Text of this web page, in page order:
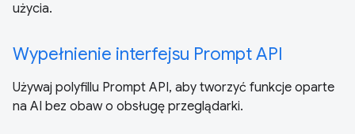
użycia.
Wypełnienie interfejsu Prompt API
Używaj polyfillu Prompt API, aby tworzyć funkcje oparte
na AI bez obaw o obsługę przeglądarki.